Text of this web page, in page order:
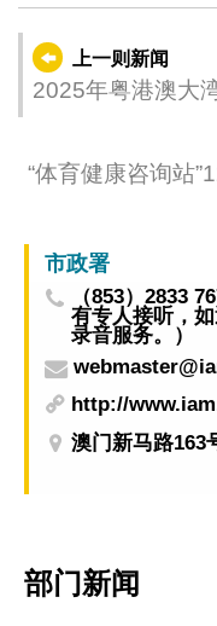
上一则新闻
2025年粤港澳大
“体育健康咨询站
市政署
（853）2833
有专人接听，
录音服务。）
http://
澳门新马路163
部门新闻